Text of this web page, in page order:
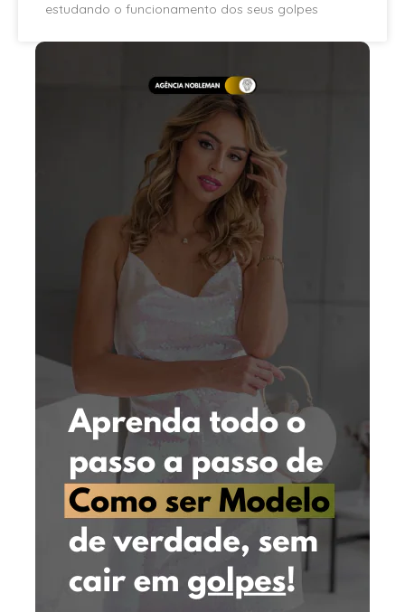
estudando o funcionamento dos seus golpes